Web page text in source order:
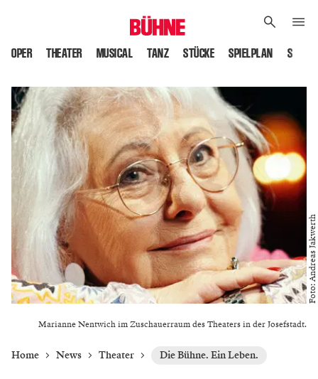
OPER THEATER MUSICAL TANZ STÜCKE SPIELPLAN
Marianne Nentwich im Zuschauerraum des Theaters in der Josefstadt.
Foto: Andreas Jakwerth
Home News Theater Die Bühne. Ein Leben.